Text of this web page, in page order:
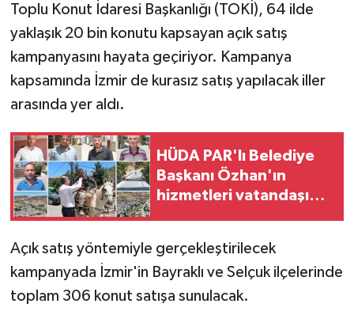
Toplu Konut İdaresi Başkanlığı (TOKİ), 64 ilde
yaklaşık 20 bin konutu kapsayan açık satış
kampanyasını hayata geçiriyor. Kampanya
kapsamında İzmir de kurasız satış yapılacak iller
arasında yer aldı.
HÜDA PAR'lı Belediye
Başkanı Özhan'ın
hizmetleri vatandaşın
Açık satış yöntemiyle gerçekleştirilecek
kampanyada İzmir'in Bayraklı ve Selçuk ilçelerinde
toplam 306 konut satışa sunulacak.